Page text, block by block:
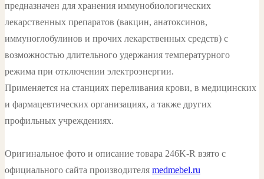
цвет:
белый
предназначен для хранения иммунобиологических
лекарственных препаратов (вакцин, анатоксинов,
иммуноглобулинов и прочих лекарственных средств) с
возможностью длительного удержания температурного
режима при отключении электроэнергии.
Применяется на станциях переливания крови, в медицинских
и фармацевтических организациях, а также других
профильных учреждениях.
Оригинальное фото и описание товара 246K-R взято с
официального сайта производителя medmebel.ru